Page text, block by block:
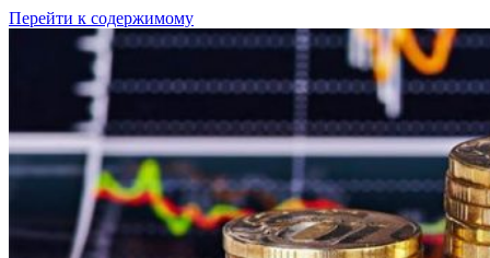
Перейти к содержимому